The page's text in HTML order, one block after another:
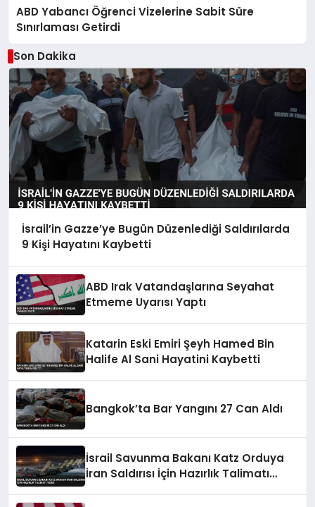
ABD Yabancı Öğrenci Vizelerine Sabit Süre
Sınırlaması Getirdi
Son Dakika
İsrail’in Gazze’ye Bugün Düzenlediği Saldırılarda
9 Kişi Hayatını Kaybetti
ABD Irak Vatandaşlarına Seyahat
Etmeme Uyarısı Yaptı
Katarin Eski Emiri Şeyh Hamed Bin
Halife Al Sani Hayatini Kaybetti
Bangkok’ta Bar Yangını 27 Can Aldı
İsrail Savunma Bakanı Katz Orduya
İran Saldırısı İçin Hazırlık Talimatı